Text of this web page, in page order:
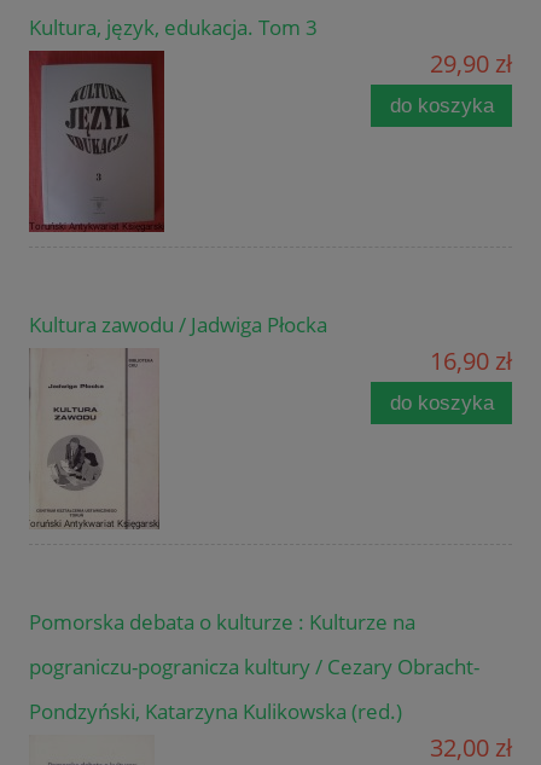
Kultura, język, edukacja. Tom 3
29,90 zł
do koszyka
Kultura zawodu / Jadwiga Płocka
16,90 zł
do koszyka
Pomorska debata o kulturze : Kulturze na
pograniczu-pogranicza kultury / Cezary Obracht-
Pondzyński, Katarzyna Kulikowska (red.)
32,00 zł